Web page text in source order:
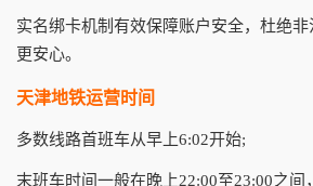
实名绑卡机制有效保障账户安全，杜绝
更安心。
天津地铁运营时间
多数线路首班车从早上6:02开始;
末班车时间一般在晚上22:00至23:00之